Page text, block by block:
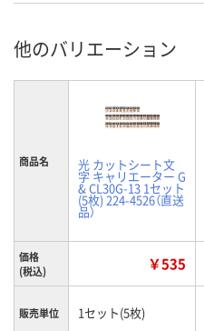
他のバリエーション
商品名 光 カットシート文
字 キャリエーター G
& CL30G-13 1セット
(5枚) 224-4526（直送
品）
価格
(税込)
￥535
販売単位 1セット(5枚)